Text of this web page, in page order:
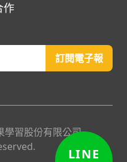
LINE
作
訂閱電子報
學習股份有限公司